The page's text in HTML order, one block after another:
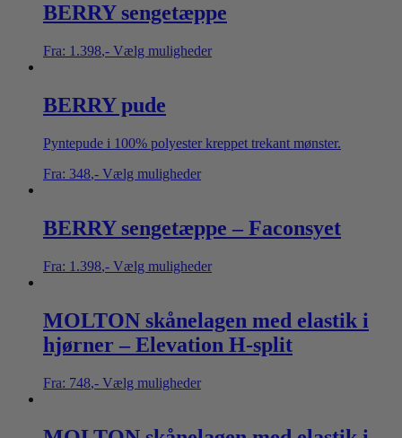
BERRY sengetæppe
Fra: 1.398,- Vælg muligheder
BERRY pude
Pyntepude i 100% polyester kreppet trekant mønster.
Fra: 348,- Vælg muligheder
BERRY sengetæppe – Faconsyet
Fra: 1.398,- Vælg muligheder
MOLTON skånelagen med elastik i
hjørner – Elevation H-split
Fra: 748,- Vælg muligheder